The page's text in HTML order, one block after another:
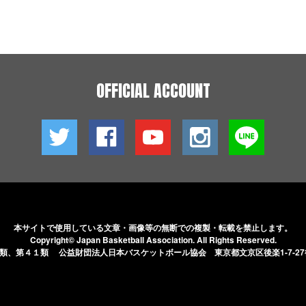
OFFICIAL ACCOUNT
本サイトで使用している文章・画像等の無断での複製・転載を禁止します。
Copyright© Japan Basketball Association.All Rights Reserved.
、第４１類 公益財団法人日本バスケットボール協会東京都文京区後楽1-7-27